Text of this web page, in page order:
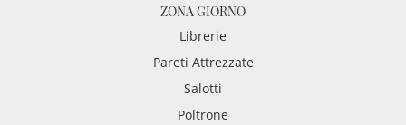
ZONA GIORNO
Librerie
Pareti Attrezzate
Salotti
Poltrone